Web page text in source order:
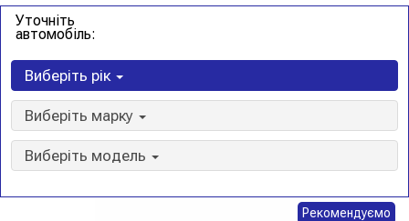
Уточніть
автомобіль:
Виберіть рік
Виберіть марку
Виберіть модель
Рекомендуємо